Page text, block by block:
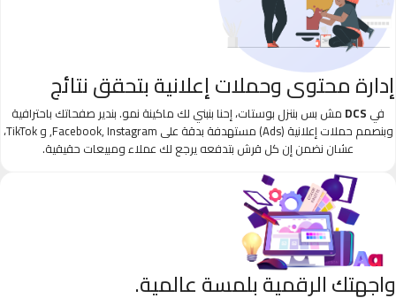
إدارة محتوى وحملات إعلانية بتحقق نتائج
في DCS مش بس بننزل بوستات، إحنا بنبني لك ماكينة نمو. بندير صفحاتك باحترافية
وبنصمم حملات إعلانية (Ads) مستهدفة بدقة على Facebook, Instagram, و TikTok،
عشان نضمن إن كل قرش بتدفعه يرجع لك عملاء ومبيعات حقيقية.
واجهتك الرقمية بلمسة عالمية.